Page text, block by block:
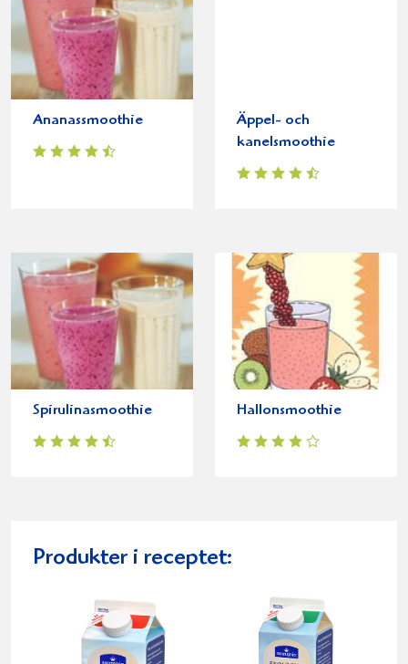
Ananassmoothie
Äppel- och
kanelsmoothie
Spirulinasmoothie Hallonsmoothie
Produkter i receptet: